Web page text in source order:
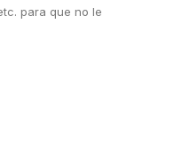
para que no le